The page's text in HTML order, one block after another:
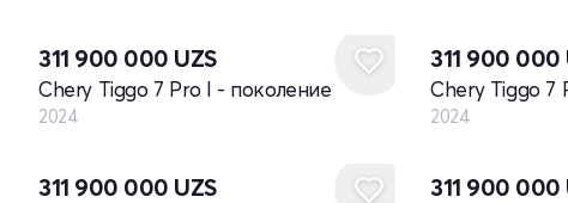
311 900 000 UZS
Chery Tiggo 7 Pro I - поколение
2024
311 900 000
Chery Tiggo 7
2024
311 900 000 UZS 311 900 000